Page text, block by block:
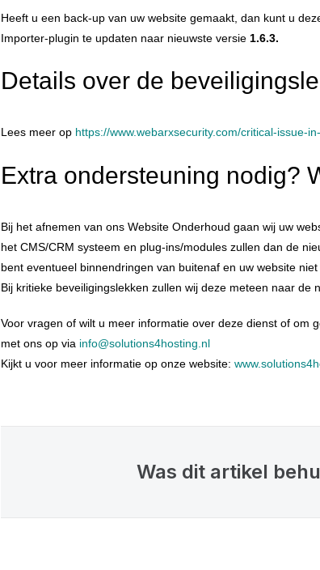
Heeft u een back-up van uw website gemaakt, dan kunt u
Importer-plugin te updaten naar nieuwste versie 1.6.3.
Details over de
Lees meer op https://www.webarxsecurity.com/critical-issue-
Extra ondersteuning nodig?
Bij het afnemen van ons Website Onderhoud gaan wij uw
het CMS/CRM systeem en plug-ins/modules zullen dan de
bent eventueel binnendringen van buitenaf en uw website niet
Bij kritieke beveiligingslekken zullen wij deze meteen naar de
Voor vragen of wilt u meer informatie over deze dienst of om
met ons op via info@solutions4hosting.nl
Kijkt u voor meer informatie op onze website:
Was dit artikel